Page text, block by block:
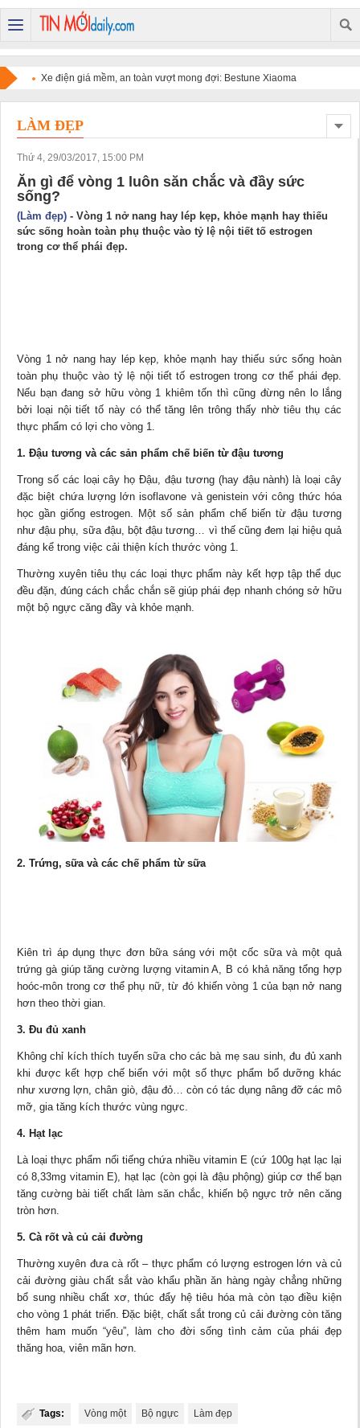
Xe điện giá mềm, an toàn vượt mong đợi: Bestune Xiaoma
chinh phục người dùng
LÀM ĐẸP
Thứ 4, 29/03/2017, 15:00 PM
Ăn gì để vòng 1 luôn săn chắc và đầy sức
sống?
(Làm đẹp) - Vòng 1 nở nang hay lép kẹp, khỏe mạnh hay thiếu
sức sống hoàn toàn phụ thuộc vào tỷ lệ nội tiết tố estrogen
trong cơ thể phái đẹp.
Vòng 1 nở nang hay lép kẹp, khỏe mạnh hay thiếu sức sống hoàn
toàn phụ thuộc vào tỷ lệ nội tiết tố estrogen trong cơ thể phái đẹp.
Nếu bạn đang sở hữu vòng 1 khiêm tốn thì cũng đừng nên lo lắng
bởi loại nội tiết tố này có thể tăng lên trông thấy nhờ tiêu thụ các
thực phẩm có lợi cho vòng 1.
1. Đậu tương và các sản phẩm chế biến từ đậu tương
Trong số các loại cây họ Đậu, đậu tương (hay đậu nành) là loại cây
đặc biệt chứa lượng lớn isoflavone và genistein với công thức hóa
học gần giống estrogen. Một số sản phẩm chế biến từ đậu tương
như đậu phụ, sữa đậu, bột đậu tương… vì thế cũng đem lại hiệu quả
đáng kể trong việc cải thiện kích thước vòng 1.
Thường xuyên tiêu thụ các loại thực phẩm này kết hợp tập thể dục
đều đặn, đúng cách chắc chắn sẽ giúp phái đẹp nhanh chóng sở hữu
một bộ ngực căng đầy và khỏe mạnh.
2. Trứng, sữa và các chế phẩm từ sữa
Kiên trì áp dụng thực đơn bữa sáng với một cốc sữa và một quả
trứng gà giúp tăng cường lượng vitamin A, B có khả năng tổng hợp
hoóc-môn trong cơ thểphụ nữ, từ đó khiến vòng 1 của bạn nở nang
hơn theo thời gian.
3. Đu đủ xanh
Không chỉ kích thích tuyến sữa cho các bà mẹ sau sinh, đu đủ xanh
khi được kết hợp chế biến với một số thực phẩm bổ dưỡng khác
như xương lợn, chân giò, đậu đỏ… còn có tác dụng nâng đỡ các mô
mỡ, gia tăng kích thước vùng ngực.
4. Hạt lạc
Là loại thực phẩm nổi tiếng chứa nhiều vitamin E (cứ 100g hạt lạc lại
có 8,33mg vitamin E), hạt lạc (còn gọi là đậu phộng) giúp cơ thể bạn
tăng cường bài tiết chất làm săn chắc, khiến bộ ngực trở nên căng
tròn hơn.
5. Cà rốt và củ cải đường
Thường xuyên đưa cà rốt – thực phẩm có lượng estrogen lớn và củ
cải đường giàu chất sắt vào khẩu phần ăn hàng ngày chẳng những
bổ sung nhiều chất xơ, thúc đẩy hệ tiêu hóa mà còn tạo điều kiện
cho vòng 1 phát triển. Đặc biệt, chất sắt trong củ cải đường còn tăng
thêm ham muốn “yêu”, làm cho đời sống tình cảm của phái đẹp
thăng hoa, viên mãn hơn.
Tags: Vòng một Bộ ngực Làm đẹp